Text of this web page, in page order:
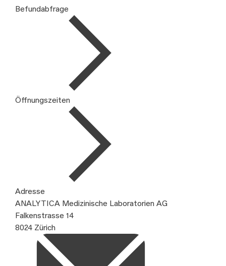
Befundabfrage
Öffnungszeiten
Adresse
ANALYTICA Medizinische Laboratorien AG
Falkenstrasse 14
8024 Zürich